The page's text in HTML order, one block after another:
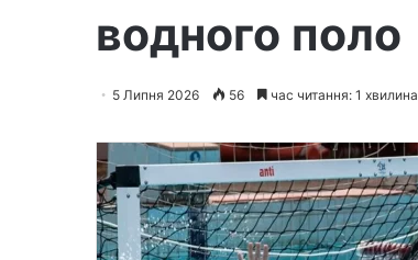
водного поло
5 Липня 2026 56 час читання: 1 хвилина